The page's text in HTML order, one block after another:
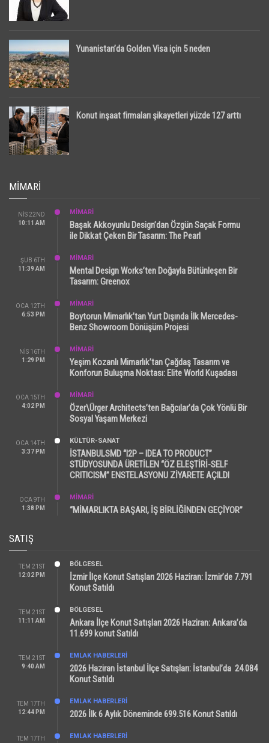
Yunanistan’da Golden Visa için 5 neden
Konut inşaat firmaları şikayetleri yüzde 127 arttı
MIMARI
NIS 22ND
10:11 AM
MİMARİ
Başak Akkoyunlu Design’dan Özgün Saçak Formu
ile Dikkat Çeken Bir Tasarım: The Pearl
ŞUB 6TH
11:39 AM
MİMARİ
Mental Design Works’ten Doğayla Bütünleşen Bir
Tasarım: Greenox
OCA 12TH
6:53 PM
MİMARİ
Boytorun Mimarlık’tan Yurt Dışında İlk Mercedes-
Benz Showroom Dönüşüm Projesi
NIS 16TH
1:29 PM
MİMARİ
Yeşim Kozanlı Mimarlık’tan Çağdaş Tasarım ve
Konforun Buluşma Noktası: Elite World Kuşadası
OCA 15TH
4:02 PM
MİMARİ
Özer\Ürger Architects’ten Bağcılar’da Çok Yönlü Bir
Sosyal Yaşam Merkezi
OCA 14TH
3:37 PM
KÜLTÜR-SANAT
İSTANBULSMD “I2P – IDEA TO PRODUCT”
STÜDYOSUNDA ÜRETİLEN “ÖZ ELEŞTİRİ-SELF
CRITICISM” ENSTELASYONU ZİYARETE AÇILDI
OCA 9TH
1:38 PM
MİMARİ
“MİMARLIKTA BAŞARI, İŞ BİRLİĞİNDEN GEÇİYOR”
SATIŞ
TEM 21ST
12:02 PM
BÖLGESEL
İzmir İlçe Konut Satışları 2026 Haziran: İzmir’de 7.791
Konut Satıldı
TEM 21ST
11:11 AM
BÖLGESEL
Ankara İlçe Konut Satışları 2026 Haziran: Ankara’da
11.699 konut Satıldı
TEM 21ST
9:40 AM
EMLAK HABERLERI
2026 Haziran İstanbul İlçe Satışları: İstanbul’da 24.084
Konut Satıldı
TEM 17TH
12:44 PM
EMLAK HABERLERI
2026 İlk 6 Aylık Döneminde 699.516 Konut Satıldı
TEM 17TH EMLAK HABERLERI